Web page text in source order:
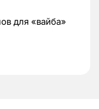
для «вайба»